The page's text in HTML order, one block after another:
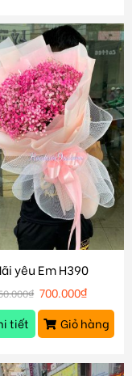
yêu Em H390
₫ 700.000₫
tiết
Giỏ hàng